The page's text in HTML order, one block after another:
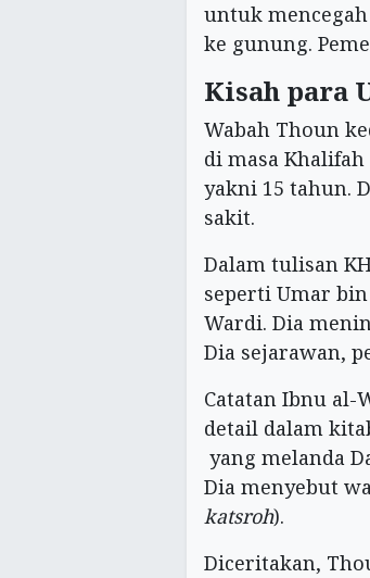
untuk
ke gunung.
Kisah para
Wabah Thoun
di masa
yakni 15 tahun.
sakit.
Dalam tulisan
seperti Umar
Wardi. Dia
Dia sejarawan,
Catatan Ibnu al-
detail dalam
yang melanda
Dia menyebut
katsroh).
Diceritakan,